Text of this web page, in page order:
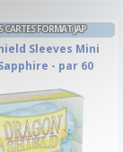
CARTES FORMAT JAP
Sleeves Mini
- par 60